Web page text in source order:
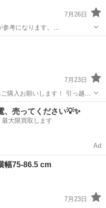
7月26日
gAP-FB20_AP-DM_AP-DH/
7月23日
購入お願いします！ 引っ越し
ける方でお願いします！ 引越
取り大歓迎です。
、売ってください💡✨
大限買取します
Ad
75-86.5 cm
7月23日